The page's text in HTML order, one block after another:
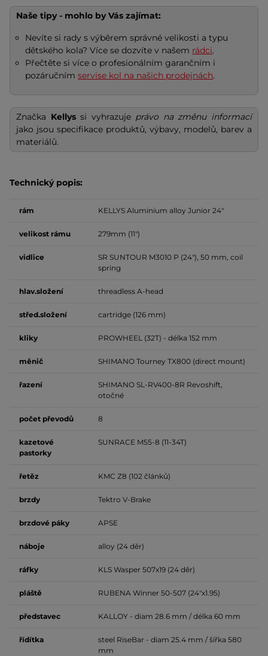
Naše tipy - mohlo by Vás zajímat:
Nevíte si rady s výběrem správné velikosti a typu
dětského kola? Více se dozvíte v našem rádci.
Přečtěte si více o profesionálním garančním i
pozáručnímservise kol na našich prodejnách.
Značka Kellyssi vyhrazuje právo na změnu informací
jako jsou specifikace produktů, výbavy, modelů, barev a
materiálů.
Technický popis:
rám KELLYS Aluminium alloy Junior 24"
velikost rámu 279mm (11")
vidlice
SR SUNTOUR M3010 P (24"), 50 mm, coil
spring
hlav.složení threadless A-head
střed.složení cartridge (126 mm)
kliky PROWHEEL (32T) - délka 152 mm
měnič SHIMANO Tourney TX800 (direct mount)
řazení
SHIMANO SL-RV400-8R Revoshift,
otočné
počet převodů 8
kazetové
pastorky
SUNRACE M55-8 (11-34T)
řetěz KMC Z8 (102 článků)
brzdy Tektro V-Brake
brzdové páky APSE
náboje alloy (24 děr)
ráfky KLS Wasper 507x19 (24 děr)
pláště RUBENA Winner 50-507 (24"x1.95)
představec KALLOY - diam 28.6 mm / délka 60 mm
řídítka
steel RiseBar - diam 25.4 mm / šířka 580
mm